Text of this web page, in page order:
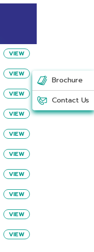
VIEW
VIEW
VIEW
VIEW
VIEW
VIEW
VIEW
VIEW
VIEW
VIEW
Brochure
Contact Us